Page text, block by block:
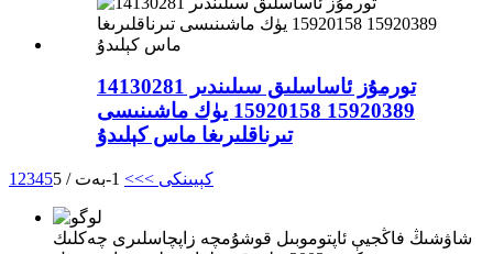
تورمۇز ئاساسلىق سىلىندىر 14130281
15920389 15920158 يۈك ماشىنىسى
تىرناقلىرىغا ماس كېلىدۇ
1 2345 كېيىنكى >>> 1-بەت / 5
شاۋشىڭ فاڭجيې ئاپتوموبىل قوشۇمچە زاپچاسلىرى چەكلىك